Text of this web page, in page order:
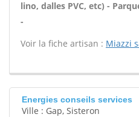
lino, dalles PVC, etc) -
-
Voir la fiche artisan : Miazzi
Energies conseils services
Ville : Gap, Sisteron